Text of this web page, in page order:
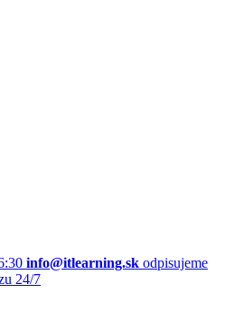
info@itlearning.sk odpisujeme
24/7